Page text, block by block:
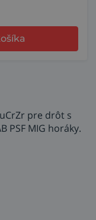
pre drôt s
PSF MIG horáky.